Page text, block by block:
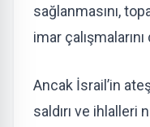
sağlanmasını,
imar
Ancak İsrail’in
saldırı ve ihlalleri